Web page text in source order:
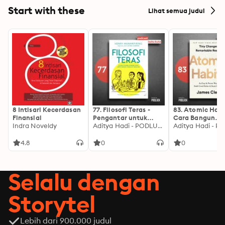
Start with these Lihat semua judul
8 Intisari Kecerdasan
Finansial
Indra Noveldy
4.8
77. Filosofi Teras -
Pengantar untuk
Belajar Filosofi Stoa,Aditya Hadi - PODLUCK
0
83. Atomic
Cara Bangun
Kebiasaan Baik
0
Selalu dengan
Storytel
Lebih dari 900.000 judul